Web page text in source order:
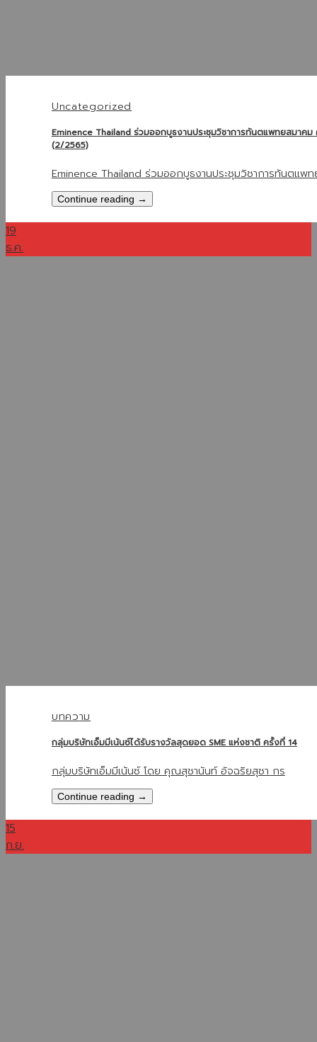
Uncategorized
Eminence Thailand ร่วมออกบูธงานประชุมวิชาการทันตแพทยสมาคม
(2/2565)
Eminence Thailand ร่วมออกบูธงานประชุมวิชาการทันตแพท
Continue reading →
19
ธ.ค.
บทความ
กลุ่มบริษัทเอ็มมีเน้นซ์ได้รับรางวัลสุดยอด SME แห่งชาติ ครั้งที่ 14
กลุ่มบริษัทเอ็มมีเน้นซ์ โดย คุณสุชานันท์ อัจฉริยสุชา กร
Continue reading →
15
ก.ย.